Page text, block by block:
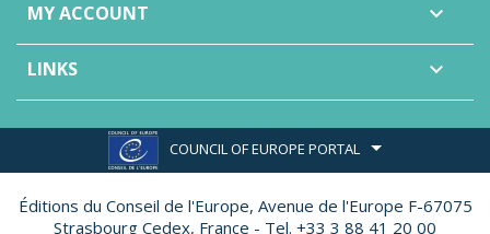
MY ACCOUNT 
LINKS 
COUNCIL OF EUROPE PORTAL
Éditions du Conseil de l'Europe, Avenue de l'Europe F-67075
Strasbourg Cedex, France - Tel. +33 3 88 41 20 00